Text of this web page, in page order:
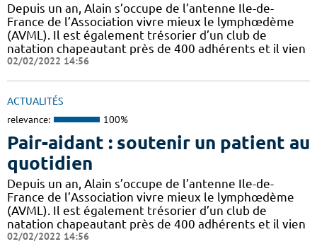
Depuis un an, Alain s’occupe de l’antenne Ile-de-
France de l’Association vivre mieux le lymphœdème
(AVML). Il est également trésorier d’un club de
natation chapeautant près de 400 adhérents et il vien
02/02/2022 14:56
ACTUALITÉS
relevance: 100%
Pair-aidant : soutenir un patient au
quotidien
Depuis un an, Alain s’occupe de l’antenne Ile-de-
France de l’Association vivre mieux le lymphœdème
(AVML). Il est également trésorier d’un club de
natation chapeautant près de 400 adhérents et il vien
02/02/2022 14:56